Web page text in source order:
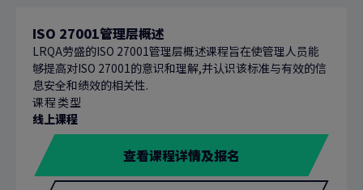
ISO 27001管理层概述
LRQA劳盛的ISO 27001管理层概述课程旨在使管理人员能
够提高对ISO 27001的意识和理解,并认识该标准与有效的信
息安全和绩效的相关性.
课程类型
线上课程
查看课程详情及报名